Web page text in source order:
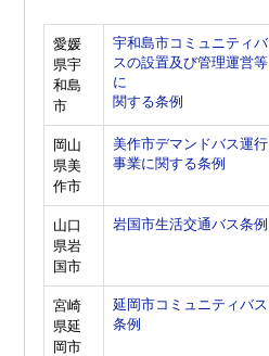
愛媛
県宇
和島
市
宇和島市コミュニティバ
スの設置及び管理運営等
に
関する条例
岡山
県美
作市
美作市デマンドバス運行
事業に関する条例
山口
県岩
国市
岩国市生活交通バス条例
宮崎
県延
岡市
延岡市コミュニティバス
条例